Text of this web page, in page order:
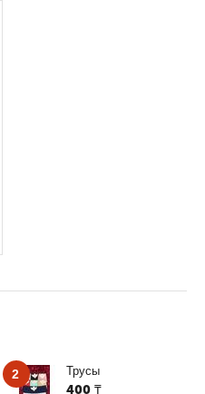
2 Трусы
400 ₸